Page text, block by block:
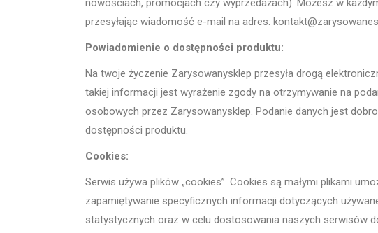
nowościach, promocjach czy wyprzedażach). Możesz w
przesyłając wiadomość e-mail na adres:
Powiadomienie o dostępności produktu:
Na twoje życzenie Zarysowanysklep przesyła drogą
takiej informacji jest wyrażenie zgody na otrzymywanie na
osobowych przez Zarysowanysklep. Podanie danych jest
dostępności produktu.
Cookies:
Serwis używa plików „cookies”. Cookies są małymi plikami
zapamiętywanie specyficznych informacji dotyczących
statystycznych oraz w celu dostosowania naszych serwisów